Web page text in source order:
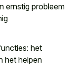
ernstig probleem
het
het helpen